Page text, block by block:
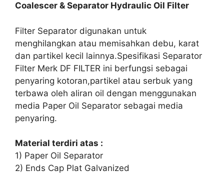
Coalescer & Separator Hydraulic Oil Filter
Filter Separator digunakan untuk
menghilangkan atau memisahkan debu, karat
dan partikel kecil lainnya.Spesifikasi Separator
Filter Merk DF FILTER ini berfungsi sebagai
penyaring kotoran,partikel atau serbuk yang
terbawa oleh aliran oil dengan menggunakan
media Paper Oil Separator sebagai media
penyaring.
Material terdiri atas :
1) Paper Oil Separator
2) Ends Cap Plat Galvanized